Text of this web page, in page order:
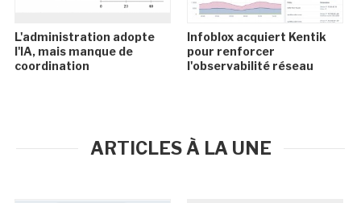
L'administration adopte
l'IA, mais manque de
coordination
Infoblox acquiert Kentik
pour renforcer
l'observabilité réseau
ARTICLES À LA UNE